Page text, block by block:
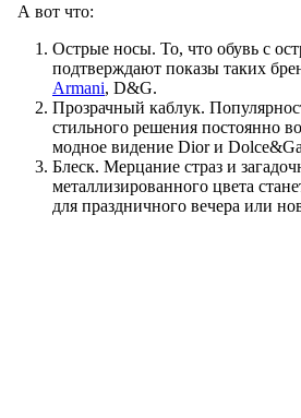
А вот что:
Острые носы. То, что обувь с
подтверждают показы таких
Armani, D&G.
Прозрачный каблук.
стильного решения постоянно
модное видение Dior и
Блеск. Мерцание страз и
металлизированного цвета
для праздничного вечера или